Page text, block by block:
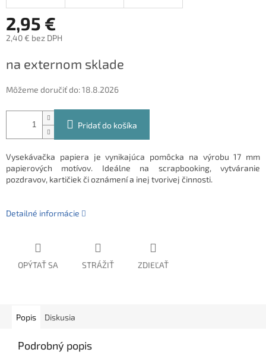
2,95 €
2,40 € bez DPH
cena:
na externom sklade
Môžeme doručiť do:18.8.2026
Pridať do košíka
Vysekávačka papiera je vynikajúca pomôcka na výrobu 17 mm
papierových motívov. Ideálne na scrapbooking, vytváranie
pozdravov, kartičiek či oznámení a inej tvorivej činnosti.
Detailné informácie
OPÝTAŤ SA STRÁŽIŤ ZDIEĽAŤ
Popis Diskusia
Podrobný popis